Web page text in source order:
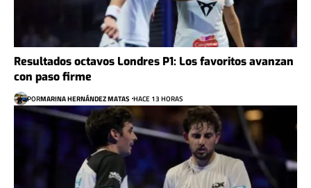
Resultados octavos Londres P1: Los favoritos avanzan
con paso firme
PORMARINA HERNÁNDEZ MATAS HACE 13 HORAS